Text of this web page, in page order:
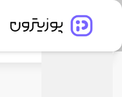
جستجو در
مشخصات فنی